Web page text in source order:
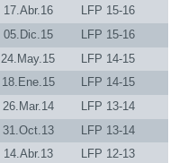
17.Abr.16
LFP 15-16
05.Dic.15
LFP 15-16
24.May.15
LFP 14-15
18.Ene.15
LFP 14-15
26.Mar.14
LFP 13-14
31.Oct.13
LFP 13-14
14.Abr.13
LFP 12-13